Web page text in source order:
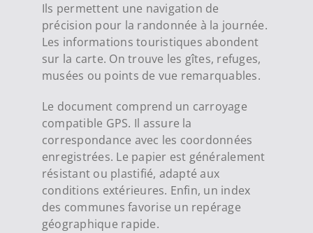
Ils permettent une navigation de
précision pour la randonnée à la journée.
Les informations touristiques abondent
sur la carte. On trouve les gîtes, refuges,
musées ou points de vue remarquables.
Le document comprend un carroyage
compatible GPS. Il assure la
correspondance avec les coordonnées
enregistrées. Le papier est généralement
résistant ou plastifié, adapté aux
conditions extérieures. Enfin, un index
des communes favorise un repérage
géographique rapide.